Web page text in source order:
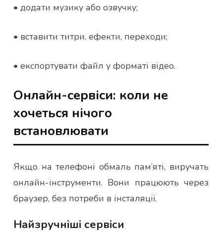
• додати музику або озвучку;
• вставити титри, ефекти, переходи;
• експортувати файл у форматі відео.
Онлайн-сервіси: коли не
хочеться нічого
встановлювати
Якщо на телефоні обмаль пам’яті, виручать
онлайн-інструменти. Вони працюють через
браузер, без потреби в інсталяції.
Найзручніші сервіси